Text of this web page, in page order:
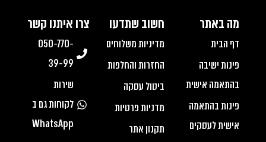
מה באתר
דף הבית
פינות ישיבה
בהתאמה אישית
פינות בהתאמה
אישית לעסקים
חשוב שתדעו
מדיניות משלוחים
החזרות והחלפות
ביטול עסקה
מדניות פרטיות
תקנון אתר
צרו איתנו קשר
050-770-
39-99
שירות
לקוחות גם ב
WhatsApp